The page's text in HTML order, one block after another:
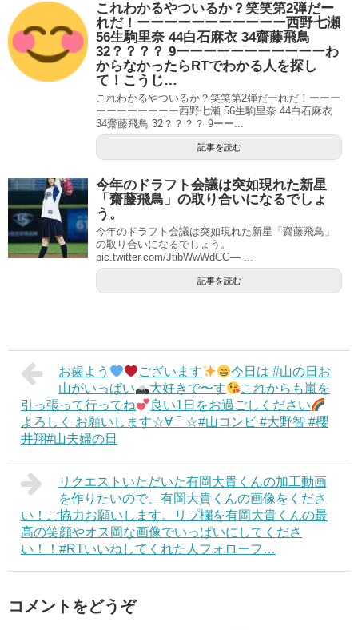
これわかるやついるか？笑笑第2弾だー
れだ！ーーーーーーーーーーー西野七瀬
56生駒里奈 44白石麻衣 34齋藤飛鳥
32？？？？ 9ーーーーーーーーーーーわ
からなかったらRTでわかる人を探し
て！こうじ…
これわかるやついるか？笑笑第2弾だーれだ！ーーー
ーーーーーーーー西野七瀬 56生駒里奈 44白石麻衣
34齋藤飛鳥 32？？？？ 9ーー...
記事を読む
今年のドラフト会議は突如現れた新星
「齋藤飛鳥」の取り合いになるでしょ
う。
今年のドラフト会議は突如現れた新星「齋藤飛鳥」
の取り合いになるでしょう。
pic.twitter.com/JtibWwWdCG— ...
記事を読む
お歯よう ございます
今日は #山の日お
山がいっぱい
大好きで〜す
これからも嵐を
引っ張って行ってね
良い1日をお過ごしください
よろしく お願いします☆∀⌒☆#山コンビ #大野智 #櫻
井翔#山夫婦の日
リクエストいただいた有岡大貴くんの加工動画
を作りたいので、有岡大貴くんの画像をくださ
い！ご協力お願いします。リプ欄を有岡大貴くんの最
高の笑顔やオス岡な画像でいっぱいにしてくださ
い！！#RTいいねしてくれた人フォローフ…
コメントをどうぞ